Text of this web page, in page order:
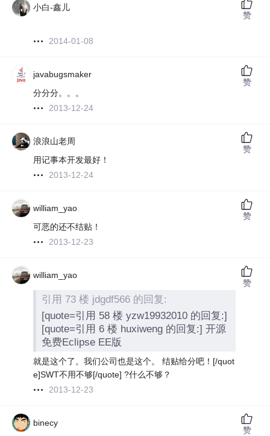
小白-鑫儿
2014-01-08
赞
javabugsmaker
分分分。。。
2013-12-24
赞
浪浪山老周
用记事本开发最好！
2013-12-24
赞
william_yao
可恶的还不结贴！
2013-12-23
赞
william_yao
引用 73 楼 jdgdf566 的回复:
[quote=引用 58 楼 yzw19932010 的回复:]
[quote=引用 6 楼 huxiweng 的回复:] 开源
免费Eclipse EE版
就是这个了。我们公司也是这个。 结贴给分吧！ [/quot
e]SWT不用不够[/quote] ?什么不够？
2013-12-23
赞
binecy
赞